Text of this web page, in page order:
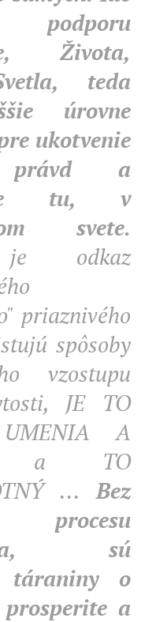
Života,
teda
úrovne
ukotvenie
právd a
tu, v
svete.
odkaz
priaznivého
spôsoby
vzostupu
JE TO
UMENIA A
a TO
...Bez
sú
táraniny o
a